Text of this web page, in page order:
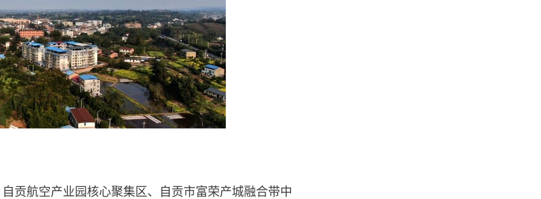
贡航空产业园核心聚集区、自贡市富荣产城融合带中